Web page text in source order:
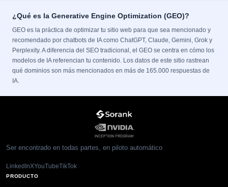
¿Qué es la Generative Engine Optimization (GEO)?
GEO es la práctica de optimizar tu sitio web para que sea mencionado y
recomendado por chatbots de IA como ChatGPT, Claude, Gemini, Grok y
Perplexity. A diferencia del SEO tradicional, el GEO se centra en cómo los
modelos de IA referencian tu contenido. Los datos de este sitio rastrean
qué dominios son más mencionados en más de 165.000 respuestas de
IA.
Ser encontrado en todas partes, en piloto automático
LinkedInXYouTubeTikTok
PRODUCTO